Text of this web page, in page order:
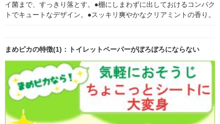
イ菌まで、すっきり落とす。●棚にしまわずに出しておけるコンパク
トでキュートなデザイン。●スッキリ爽やかなクリアミントの香り。
まめピカの特徴(1)：トイレットペーパーがぼろぼろにならない